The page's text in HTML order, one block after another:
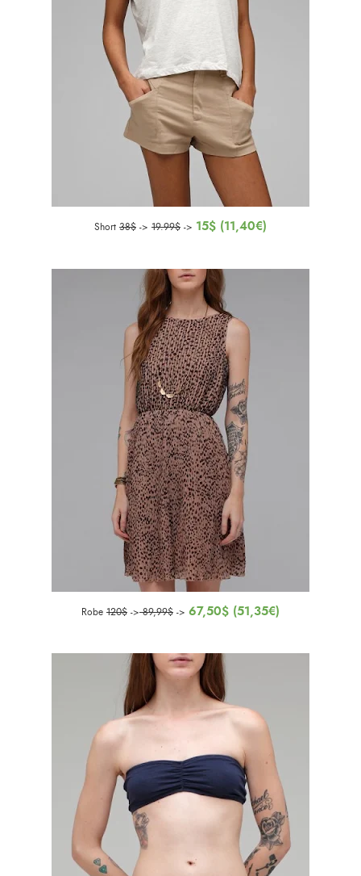
Short 38$ -> 19.99$ -> 15$ (11,40€)
Robe 120$ ->89,99$ -> 67,50$ (51,35€)